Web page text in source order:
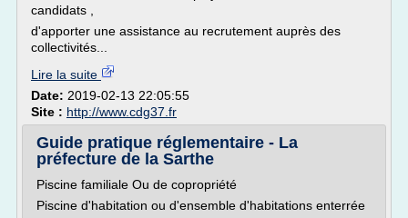
candidats ,
d'apporter une assistance au recrutement auprès des
collectivités...
Lire la suite
Date: 2019-02-13 22:05:55
Site : http://www.cdg37.fr
Guide pratique réglementaire - La
préfecture de la Sarthe
Piscine familiale Ou de copropriété
Piscine d'habitation ou d'ensemble d'habitations enterrée